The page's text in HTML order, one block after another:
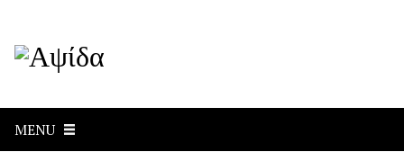
MENU